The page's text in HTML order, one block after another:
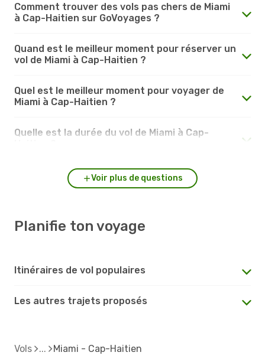
Comment trouver des vols pas chers de Miami
à Cap-Haitien sur GoVoyages ?
Quand est le meilleur moment pour réserver un
vol de Miami à Cap-Haitien ?
Quel est le meilleur moment pour voyager de
Miami à Cap-Haitien ?
Quelle est la durée du vol de Miami à Cap-
Voir plus de questions
Planifie ton voyage
Itinéraires de vol populaires
Les autres trajets proposés
Vols Miami - Cap-Haitien